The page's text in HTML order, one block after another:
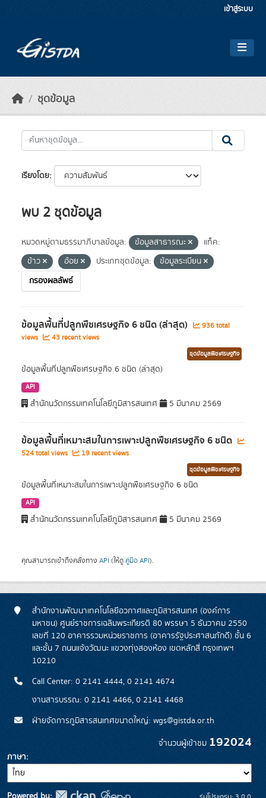
เข้าสู่ระบบ
ชุดข้อมูล
เรียงโดย
พบ 2 ชุดข้อมูล
หมวดหมู่ตามธรรมาภิบาลข้อมูล: ข้อมูลสาธารณะ
แท็ค:
ข้าว
อ้อย ประเภทชุดข้อมูล:
ข้อมูลระเบียน
กรองผลลัพธ์
ข้อมูลพื้นที่ปลูกพืชเศรษฐกิจ 6 ชนิด (ล่าสุด)
936 total
views
43 recent views
ชุดข้อมูลพืชเศรษฐกิจ
ข้อมูลพื้นที่ปลูกพืชเศรษฐกิจ 6 ชนิด (ล่าสุด)
API
สำนักนวัตกรรมเทคโนโลยีภูมิสารสนเทศ 5 มีนาคม 2569
ข้อมูลพื้นที่เหมาะสมในการเพาะปลูกพืชเศรษฐกิจ 6 ชนิด
524 total views 19 recent views
ชุดข้อมูลพืชเศรษฐกิจ
ข้อมูลพื้นที่เหมาะสมในการเพาะปลูกพืชเศรษฐกิจ 6 ชนิด
API
สำนักนวัตกรรมเทคโนโลยีภูมิสารสนเทศ 5 มีนาคม 2569
คุณสามารถเข้าถึงคลังทาง API (ให้ดู คู่มือ API).
สำนักงานพัฒนาเทคโนโลยีอวกาศและภูมิสารสนเทศ (องค์การ
มหาชน) ศูนย์ราชการเฉลิมพระเกียรติ 80 พรรษา 5 ธันวาคม 2550
เลขที่ 120 อาคารรวมหน่วยราชการ (อาคารรัฐประศาสนภักดี) ชั้น 6
และชั้น 7 ถนนแจ้งวัฒนะ แขวงทุ่งสองห้อง เขตหลักสี่ กรุงเทพฯ
10210
Call Center: 0 2141 4444, 0 2141 4674
งานสารบรรณ: 0 2141 4466, 0 2141 4468
ฝ่ายจัดการภูมิสารสนเทศขนาดใหญ่: wgs@gistda.or.th
จำนวนผู้เข้าชม 192024
ภาษา